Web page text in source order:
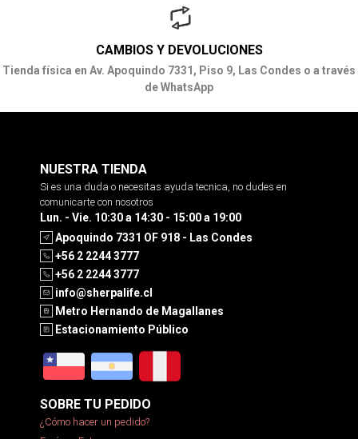
CAMBIOS Y DEVOLUCIONES
Tienda física en Av. Apoquindo 7331, Piso 9, Las Condes o a través
de WhatsApp
NUESTRA TIENDA
Si es una duda o necesitas ayuda tecnica, no dudes en
comunicarte con nosotros
Lun. - Vie. 10:30 a 14:30 - 15:00 a 19:00
Apoquindo 7331 OF 918 - Las Condes
+56 2 2244 3777
+56 2 2244 3777
info@sherpalife.cl
Metro Hernando de Magallanes
Estacionamiento Público
SOBRE TU PEDIDO
¿Cómo hacer un pedido?